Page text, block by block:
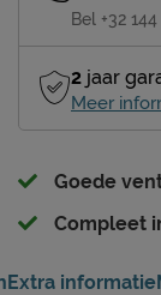
Bel +32
2 jaar
Meer
Goede
Compleet
Extra informatie